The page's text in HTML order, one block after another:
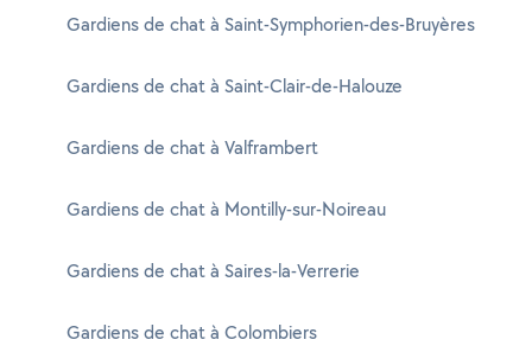
Gardiens de chat à Saint-Symphorien-des-Bruyères
Gardiens de chat à Saint-Clair-de-Halouze
Gardiens de chat à Valframbert
Gardiens de chat à Montilly-sur-Noireau
Gardiens de chat à Saires-la-Verrerie
Gardiens de chat à Colombiers